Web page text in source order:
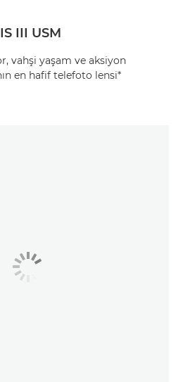
III USM
vahşi yaşam ve aksiyon
en hafif telefoto lensi*